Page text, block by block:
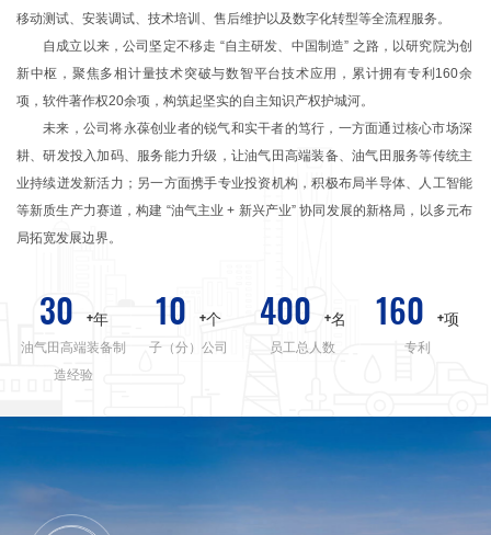
移动测试、安装调试、技术培训、售后维护以及数字化转型等全流程服务。
自成立以来，公司坚定不移走 “自主研发、中国制造” 之路，以研究院为创
新中枢，聚焦多相计量技术突破与数智平台技术应用，累计拥有专利160余
项，软件著作权20余项，构筑起坚实的自主知识产权护城河。
未来，公司将永葆创业者的锐气和实干者的笃行，一方面通过核心市场深
耕、研发投入加码、服务能力升级，让油气田高端装备、油气田服务等传统主
业持续迸发新活力；另一方面携手专业投资机构，积极布局半导体、人工智能
等新质生产力赛道，构建 “油气主业 + 新兴产业” 协同发展的新格局，以多元布
局拓宽发展边界。
30 +年
油气田高端装备制
造经验
10 +个
子（分）公司
400 +名
员工总人数
160 +项
专利